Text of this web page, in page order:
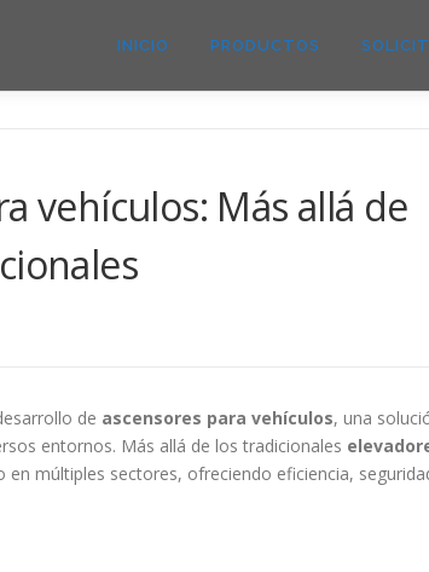
INICIO PRODUCTOS
vehículos: Más allá de
de ascensores para vehículos, una
entornos. Más allá de los tradicionales
múltiples sectores, ofreciendo eficiencia,